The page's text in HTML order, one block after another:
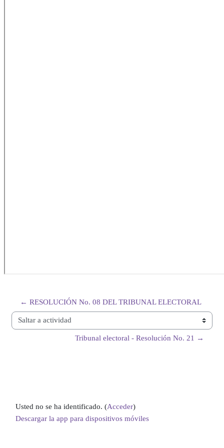
← RESOLUCIÓN No. 08 DEL TRIBUNAL ELECTORAL
Saltar a actividad
Tribunal electoral - Resolución No. 21 →
Usted no se ha identificado. (Acceder)
Descargar la app para dispositivos móviles